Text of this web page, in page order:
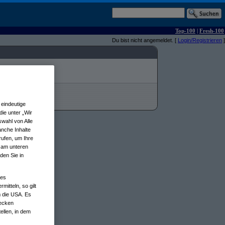
Top-100 | Fresh-100
Du bist nicht angemeldet. [ Login/Registrieren ]
unter „Wir
von Alle
Inhalte
um Ihre
unteren
Sie in
so gilt
die USA. Es
in dem